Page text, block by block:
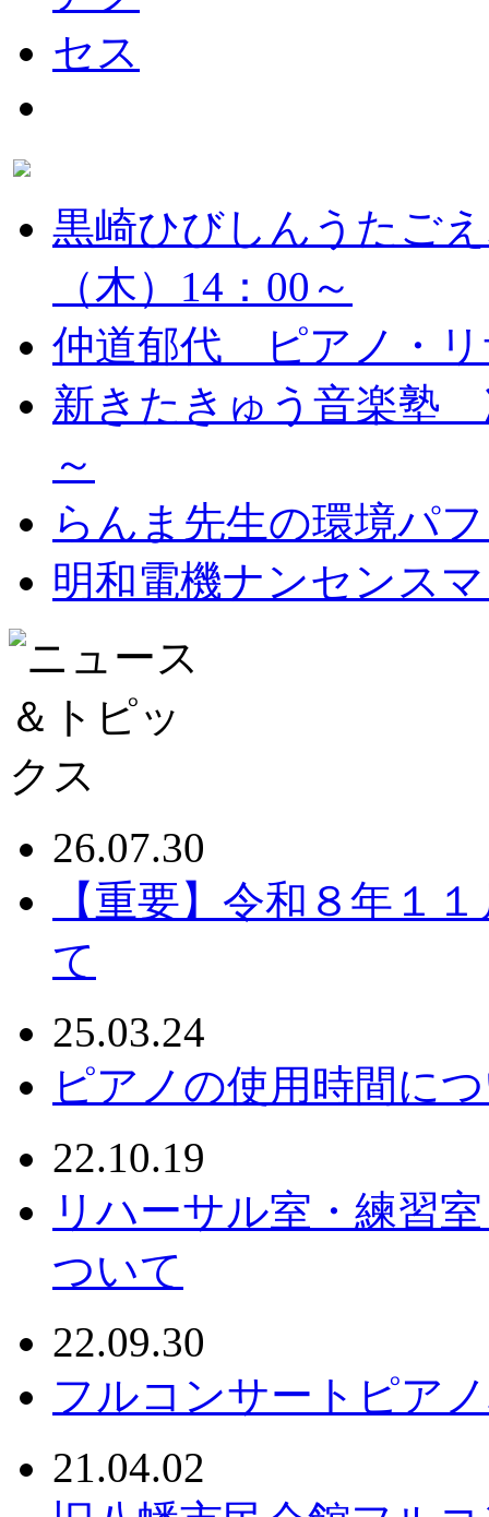
黒崎ひびしんうたご
（木）14：00～
仲道郁代 ピアノ・リ
新きたきゅう音楽塾
～
らんま先生の環境パ
明和電機ナンセンス
26.07.30
【重要】令和８年１
て
25.03.24
ピアノの使用時間に
22.10.19
リハーサル室・練習
ついて
22.09.30
フルコンサートピア
21.04.02